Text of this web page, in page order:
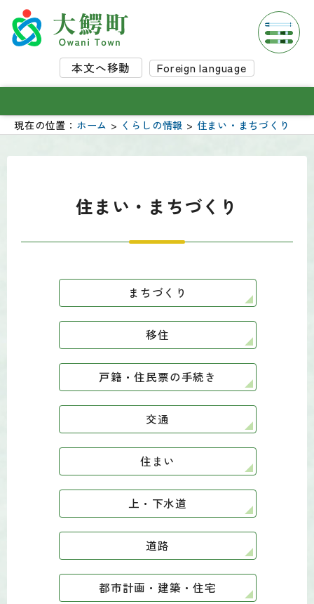
本文へ移動 Foreign language
現在の位置： ホーム > くらしの情報 > 住まい・まちづくり
住まい・まちづくり
まちづくり
移住
戸籍・住民票の手続き
交通
住まい
上・下水道
道路
都市計画・建築・住宅